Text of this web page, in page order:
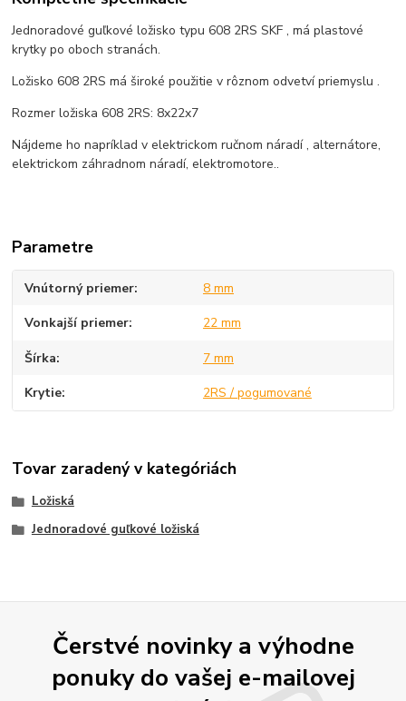
Jednoradové guľkové ložisko typu 608 2RS SKF , má plastové
krytky po oboch stranách.
Ložisko 608 2RS má široké použitie v rôznom odvetví priemyslu .
Rozmer ložiska 608 2RS: 8x22x7
Nájdeme ho napríklad v elektrickom ručnom náradí , alternátore,
elektrickom záhradnom náradí, elektromotore..
Parametre
Vnútorný priemer 8 mm
Vonkajší priemer 22 mm
Šírka 7 mm
Krytie 2RS / pogumované
Tovar zaradený v kategóriách
Ložiská
Jednoradové guľkové ložiská
Čerstvé novinky a výhodne
ponuky do vašej e-mailovej